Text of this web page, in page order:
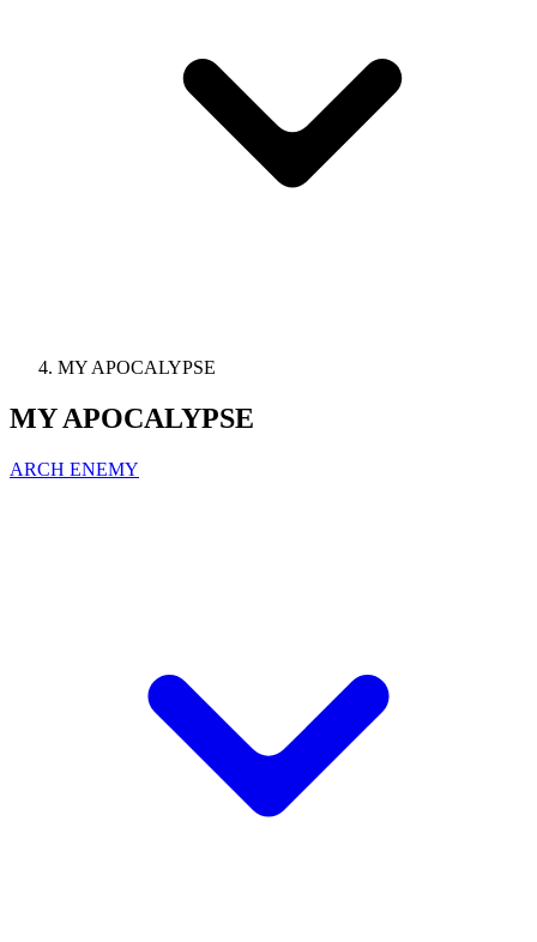
MY APOCALYPSE
MY APOCALYPSE
ARCH ENEMY